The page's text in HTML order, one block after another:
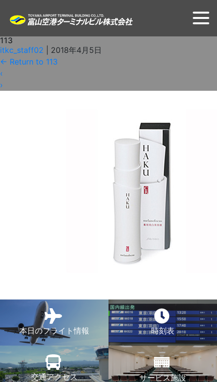
113
itkc_staff02
2018年4月5日
← Return to 113
‹
›
本日のフライト情報 時刻表
交通アクセス サービス施設